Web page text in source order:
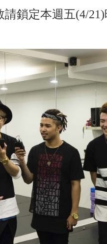
鎖定本週五(4/